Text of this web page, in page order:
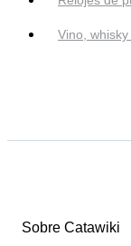
Vino,
Sobre Catawiki